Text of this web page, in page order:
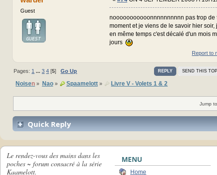
Guest
nooooooooooonnnnnnnnnn pas trop de
moment et je viens de le savoir hier soir,
en même temps c'est décalé d'un mois
jours
Report to
REPLY SEND THIS
Pages: 1 ...3 4 [5]Go Up
Noisen » Nao» Spaamelott» Livre V - Volets 1 & 2
Jump
Quick Reply
Le rendez-vous des mains dans les
poches ~ forum consacré à la série
Kaamelott.
MENU
Home